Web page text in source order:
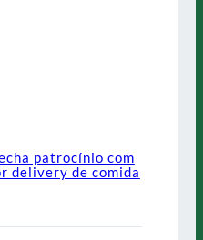
patrocínio com
delivery de comida